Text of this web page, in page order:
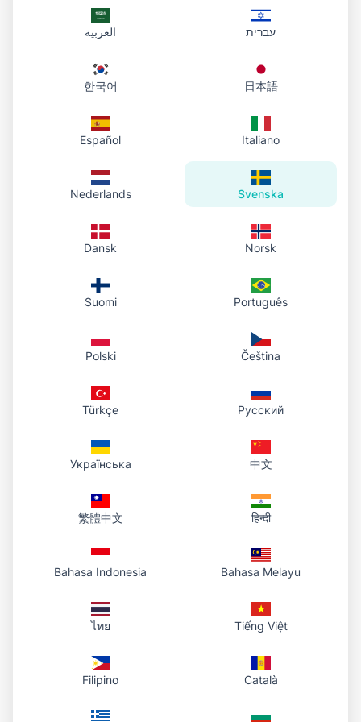
Kommer min cirkulärt beskurna
bild att ha en transparent
bakgrund?
den att ha en transparent bakgrund runt
webbsidor, dokument eller design där du bara
vill att den cirkulära delen ska vara synlig.
Kan jag justera storleken på
cirkelbeskäringen?
Cirkelbeskärningen behåller ett perfekt 1:1-
bildförhållande, men du kan zooma in eller ut
för att justera hur mycket av din bild som visas
inom cirkeln. Detta låter dig fokusera på
specifika delar av din bild samtidigt som du
Bildtips för perfekta
cirkelbeskärningar
Centrera ditt motiv
För bästa resultat väljer du bilder där
huvudmotivet är centrerat eller kan
positioneras i mitten av ramen. Detta är
särskilt viktigt för profilfoton och porträtt där
ansiktet bör vara fokuspunkten.
العربية עברית
한국어 日本語
Español Italiano
Nederlands Svenska
Dansk Norsk
Suomi Português
Polski Čeština
Türkçe Русский
Українська 中文
繁體中文 हिन्दी
Bahasa Indonesia Bahasa Melayu
ไทย Tiếng Việt
Filipino Català